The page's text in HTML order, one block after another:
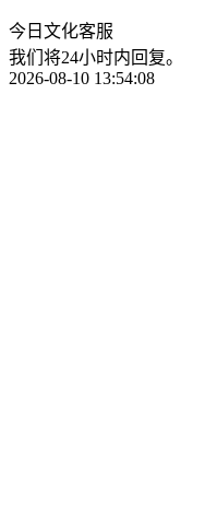
今日文化客服
我们将24小时内回复。
2026-08-10 13:54:08